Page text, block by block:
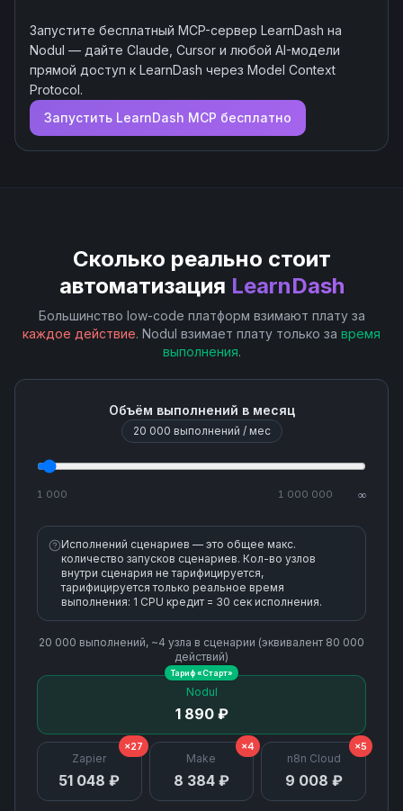
Запустите бесплатный MCP-сервер LearnDash на
Nodul — дайте Claude, Cursor и любой AI-модели
прямой доступ к LearnDash через Model Context
Protocol.
Запустить LearnDash MCP бесплатно
Сколько реально стоит
автоматизация LearnDash
Большинство low-code платформ взимают плату за
каждое действие. Nodul взимает плату только за время
выполнения.
Объём выполнений в месяц
20 000 выполнений / мес
1 000 1 000 000 ∞
Исполнений сценариев — это общее макс.
количество запусков сценариев. Кол-во узлов
внутри сценария не тарифицируется,
тарифицируется только реальное время
выполнения: 1 CPU кредит = 30 сек исполнения.
20 000 выполнений, ~4 узла в сценарии (эквивалент 80 000
действий)
Nodul
1 890 ₽
Тариф «Старт»
Zapier
51 048 ₽
×27
Make
8 384 ₽
×4
n8n Cloud
9 008 ₽
×5